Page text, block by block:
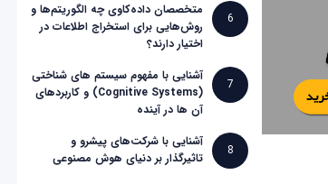
6
متخصصان داده‌کاوی چه الگوریتم‌ها و
روش‌هایی برای استخراج اطلاعات در
اختیار دارند؟
7
آشنایی با مفهوم سیستم های شناختی
(Cognitive Systems) و کاربردهای
آن ها در آینده
8
آشنایی با شرکت‌های پیشرو و
تاثیرگذار بر دنیای هوش مصنوعی